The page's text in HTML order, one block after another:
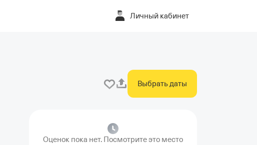
Личный кабинет
Выбрать даты
Оценок пока нет. Посмотрите это место